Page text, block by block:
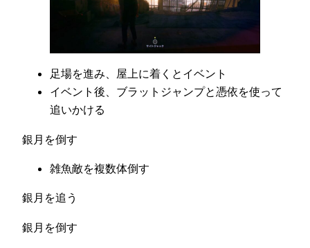
足場を進み、屋上に着くとイベント
イベント後、ブラットジャンプと憑依を使って
追いかける
銀月を倒す
雑魚敵を複数体倒す
銀月を追う
銀月を倒す